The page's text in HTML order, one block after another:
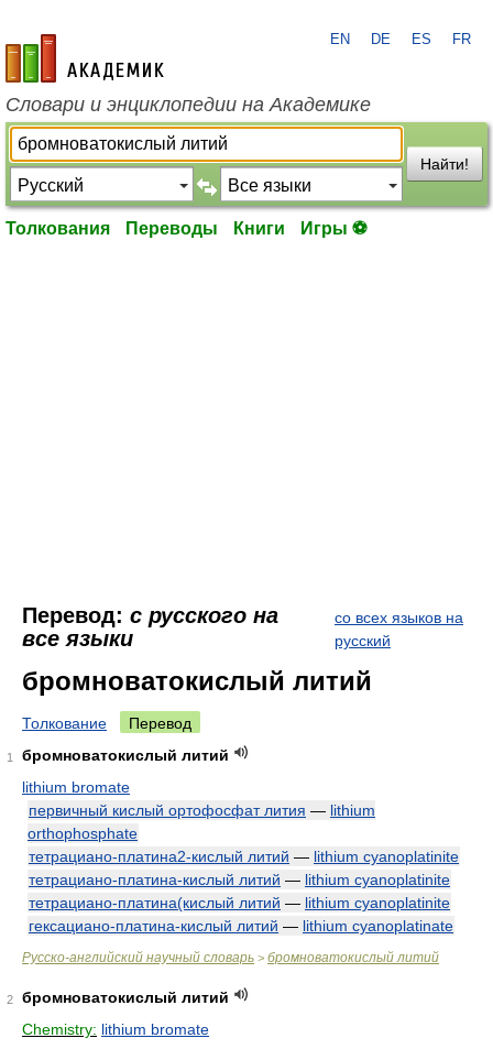
academic.ru
EN DE ES FR
Словари и энциклопедии на Академике
Найти!
Толкования Переводы Книги Игры ⚽
Перевод: с русского на
все языки
со всех языков на
русский
бромноватокислый литий
Толкование Перевод
1
бромноватокислый литий
lithium bromate
первичный кислый ортофосфат лития — lithium
orthophosphate
тетрациано-платина2-кислый литий — lithium cyanoplatinite
тетрациано-платина-кислый литий — lithium cyanoplatinite
тетрациано-платина(кислый литий — lithium cyanoplatinite
гексациано-платина-кислый литий — lithium cyanoplatinate
Русско-английский научный словарь > бромноватокислый литий
2
бромноватокислый литий
Chemistry: lithium bromate